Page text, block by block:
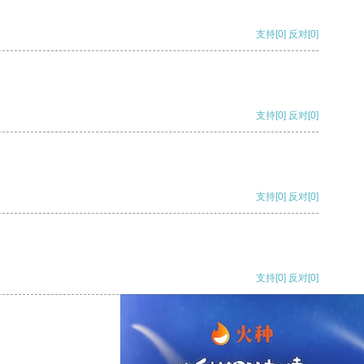
支持[0] 反对[0]
支持[0] 反对[0]
支持[0] 反对[0]
支持[0] 反对[0]
支持 反对